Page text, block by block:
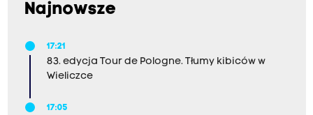
Najnowsze
17:21
83. edycja Tour de Pologne. Tłumy kibiców w
Wieliczce
17:05